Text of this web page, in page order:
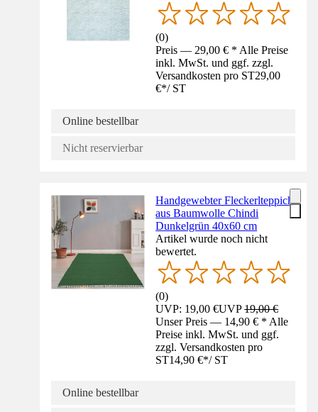
(0)
Preis — 29,00 € * Alle Preise
inkl. MwSt. und ggf. zzgl.
Versandkosten pro ST29,00
€*/ ST
Online bestellbar
Nicht reservierbar
Handgewebter Fleckerlteppich
aus Baumwolle Chindi
Dunkelgrün 40x60 cm
Artikel wurde noch nicht
bewertet.
(0)
UVP: 19,00 €UVP19,00 €
Unser Preis — 14,90 € * Alle
Preise inkl. MwSt. und ggf.
zzgl. Versandkosten pro
ST14,90 €*/ ST
Online bestellbar